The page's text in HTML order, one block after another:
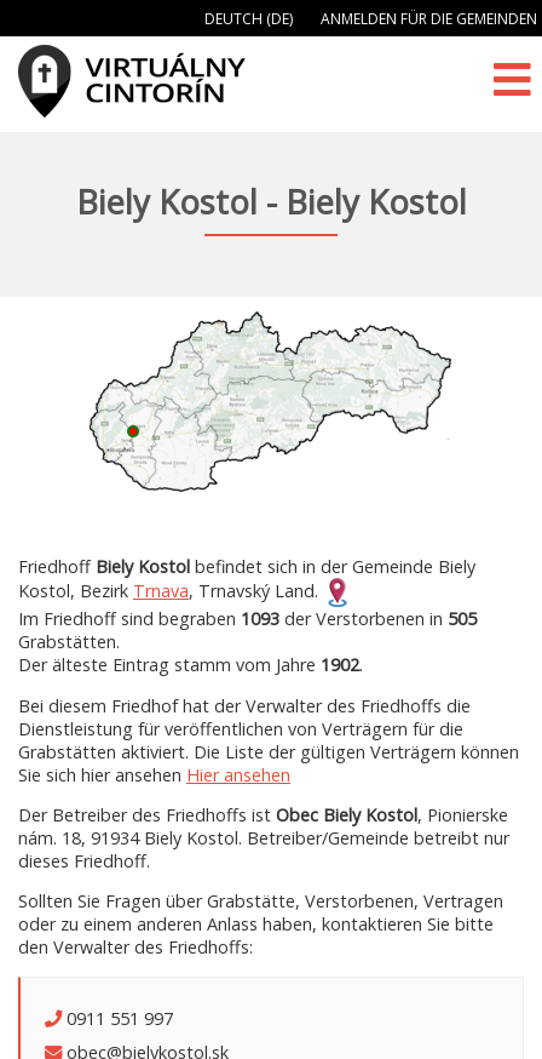
DEUTCH (DE) ANMELDEN FÜR DIE GEMEINDEN
Biely Kostol - Biely Kostol
Friedhoff Biely Kostol befindet sich in der Gemeinde Biely
Kostol, Bezirk Trnava, Trnavský Land.
Im Friedhoff sind begraben 1093 der Verstorbenen in 505
Grabstätten.
Der älteste Eintrag stamm vom Jahre 1902.
Bei diesem Friedhof hat der Verwalter des Friedhoffs die
Dienstleistung für veröffentlichen von Verträgern für die
Grabstätten aktiviert. Die Liste der gültigen Verträgern können
Sie sich hier ansehen Hier ansehen
Der Betreiber des Friedhoffs ist Obec Biely Kostol, Pionierske
nám. 18, 91934 Biely Kostol. Betreiber/Gemeinde betreibt nur
dieses Friedhoff.
Sollten Sie Fragen über Grabstätte, Verstorbenen, Vertragen
oder zu einem anderen Anlass haben, kontaktieren Sie bitte
den Verwalter des Friedhoffs:
0911 551 997
obec@bielykostol.sk